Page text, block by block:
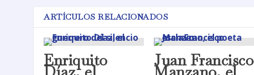
ARTÍCULOS RELACIONADOS
Enriquito Juan Francisco